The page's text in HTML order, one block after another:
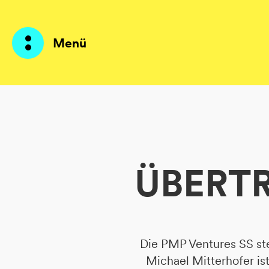
Menü
Die PMP Ventures SS
Michael Mitterhofer